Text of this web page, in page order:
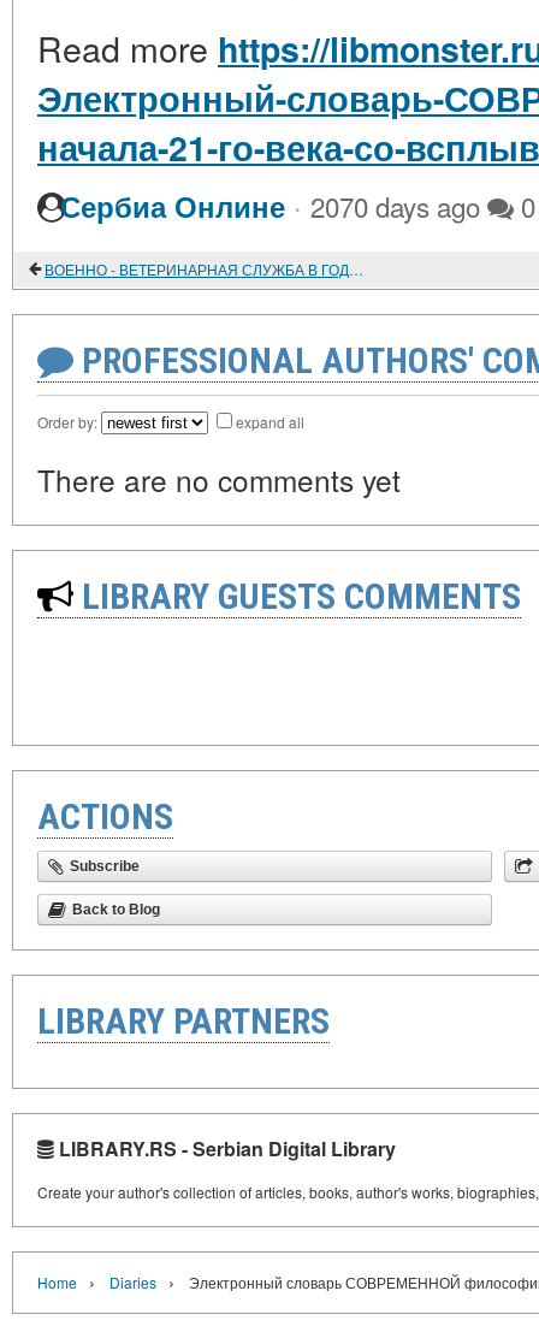
Read more https://
Электронный-словарь-
начала-21-го-века-со-
Сербиа Онлине · 2070 days ago 0
ВОЕННО - ВЕТЕРИНАРНАЯ СЛУЖБА В ГОДЫ ВОВ
PROFESSIONAL AUTHORS'
Order by: expand all
There are no comments yet
LIBRARY GUESTS COMMENTS
ACTIONS
Subscribe
Back to Blog
LIBRARY PARTNERS
LIBRARY.RS - Serbian Digital Library
Create your author's collection of articles, books, author's works,
Home › Diaries › Электронный словарь СОВРЕМЕННОЙ философии